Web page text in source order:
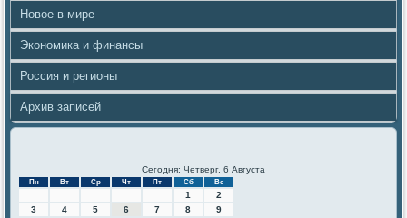
Новое в мире
Экономика и финансы
Россия и регионы
Архив записей
Сегодня: Четверг, 6 Августа
Пн Вт Ср Чт Пт Сб Вс
1
2
3
4 5 6 7 8
9